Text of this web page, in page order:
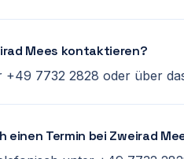
Mees kontaktieren?
+49 7732 2828 oder über
einen Termin bei Zweirad